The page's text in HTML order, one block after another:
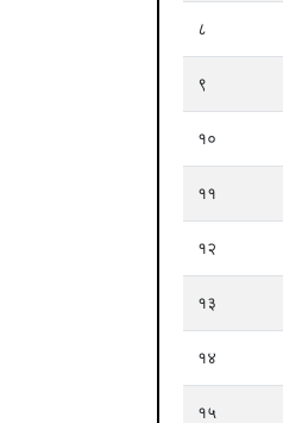
८
९
१०
११
१२
१३
१४
१५